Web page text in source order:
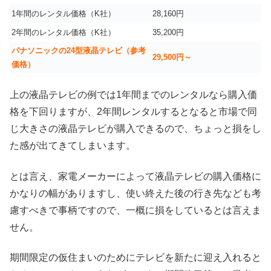
1年間のレンタル価格（K社） 28,160円
2年間のレンタル価格（K社）
35,200円
パナソニックの24型液晶テレビ（参考
価格）
29,500円～
上の液晶テレビの例では1年間までのレンタルなら購入価
格を下回りますが、2年間レンタルするとなると市場で同
じ大きさの液晶テレビが購入できるので、ちょっと損をし
た感が出てきてしまいます。
とは言え、家電メーカーによって液晶テレビの購入価格に
かなりの幅がありますし、使い終えた後の行き先なども考
慮すべきで事柄ですので、一概に損をしているとは言えま
せん。
期間限定の仮住まいのためにテレビを新たに迎え入れると